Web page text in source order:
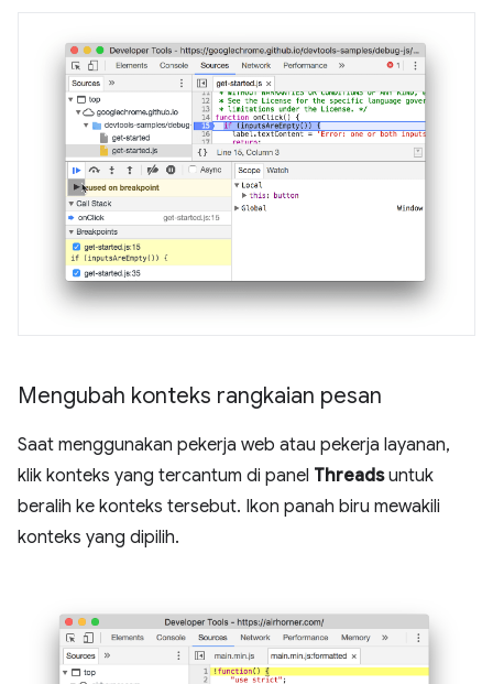
Mengubah konteks rangkaian pesan
Saat menggunakan pekerja web atau pekerja layanan,
klik konteks yang tercantum di panel Threadsuntuk
beralih ke konteks tersebut. Ikon panah biru mewakili
konteks yang dipilih.